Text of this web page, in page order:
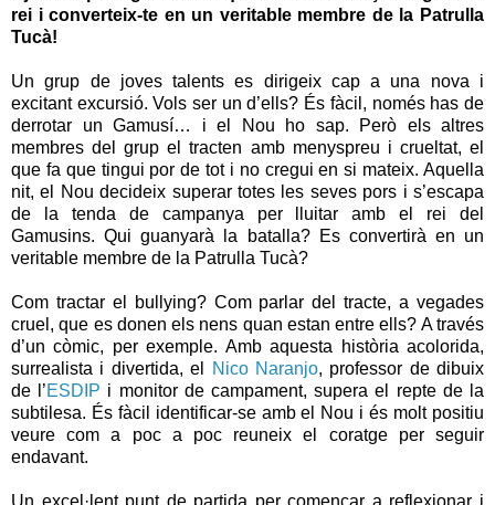
rei i converteix-te en un veritable membre de la Patrulla
Tucà!
Un grup de joves talents es dirigeix cap a una nova i
excitant excursió. Vols ser un d’ells? És fàcil, només has de
derrotar un Gamusí… i el Nou ho sap. Però els altres
membres del grup el tracten amb menyspreu i crueltat, el
que fa que tingui por de tot i no cregui en si mateix. Aquella
nit, el Nou decideix superar totes les seves pors i s’escapa
de la tenda de campanya per lluitar amb el rei del
Gamusins. Qui guanyarà la batalla? Es convertirà en un
veritable membre de la Patrulla Tucà?
Com tractar el bullying? Com parlar del tracte, a vegades
cruel, que es donen els nens quan estan entre ells? A través
d’un còmic, per exemple. Amb aquesta història acolorida,
surrealista i divertida, el
Nico Naranjo, professor de dibuix
de l’ESDIP i monitor de campament, supera el repte de la
subtilesa. És fàcil identificar-se amb el Nou i és molt positiu
veure com a poc a poc reuneix el coratge per seguir
endavant.
Un excel·lent punt de partida per començar a reflexionar i